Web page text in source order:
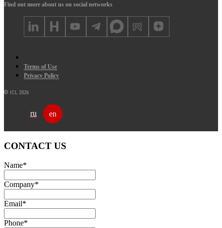
Find out more about us on social networks
Terms of Use
Privacy Policy
© ICL 2026
ru en
CONTACT US
Name*
Company*
Email*
Phone*